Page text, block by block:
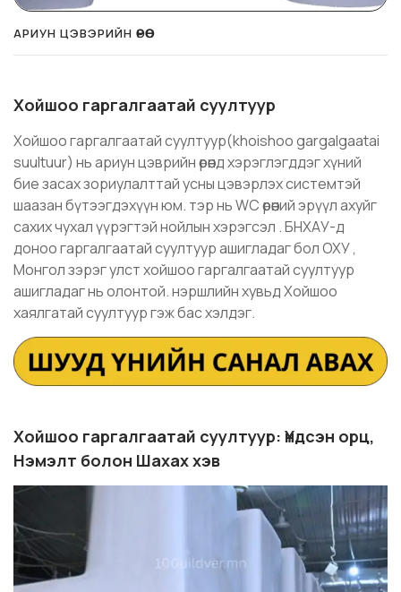
АРИУН ЦЭВЭРИЙН ӨРӨӨ
Хойшоо гаргалгаатай суултуур
Хойшоо гаргалгаатай суултуур(khoishoo gargalgaatai
suultuur) нь ариун цэврийн өрөөнд хэрэглэгддэг хүний
бие засах зориулалттай усны цэвэрлэх системтэй
шаазан бүтээгдэхүүн юм. тэр нь WC өрөөний эрүүл ахуйг
сахих чухал үүрэгтэй нойлын хэрэгсэл . БНХАУ-д
доноо гаргалгаатай суултуур ашигладаг бол ОХУ ,
Монгол зэрэг улст хойшоо гаргалгаатай суултуур
ашигладаг нь олонтой. нэршлийн хувьд Хойшоо
хаялгатай суултуур гэж бас хэлдэг.
Хойшоо гаргалгаатай суултуур: Үндсэн орц,
Нэмэлт болон Шахах хэв